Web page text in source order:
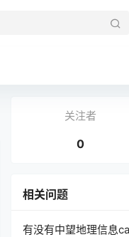
关注者
0
相关问题
有没有中望地理信息